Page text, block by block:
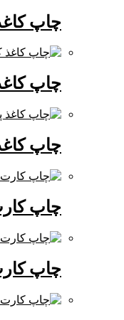
چاپ کاغذ
چاپ کاغذ کادو
چاپ کاغذ پشت
چاپ کارت ویزیت
چاپ کارت